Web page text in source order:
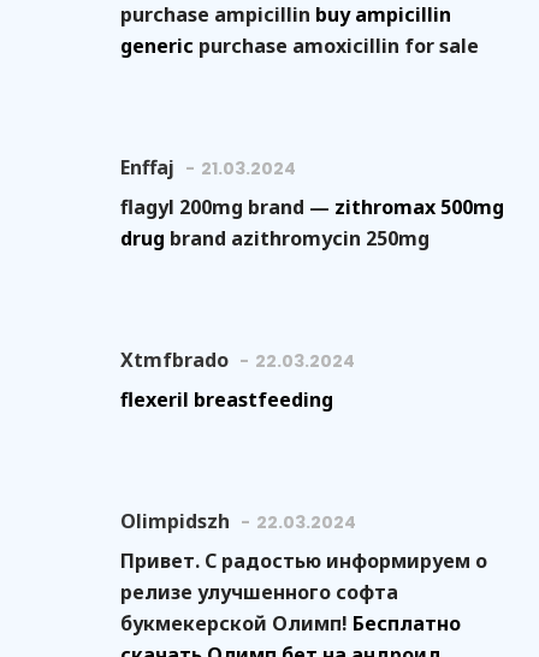
purchase ampicillin buy ampicillin
generic purchase amoxicillin for sale
Enffaj 21.03.2024
flagyl 200mg brand — zithromax 500mg
drug brand azithromycin 250mg
Xtmfbrado 22.03.2024
flexeril breastfeeding
Olimpidszh 22.03.2024
Привет. С радостью информируем о
релизе улучшенного софта
букмекерской Олимп! Бесплатно